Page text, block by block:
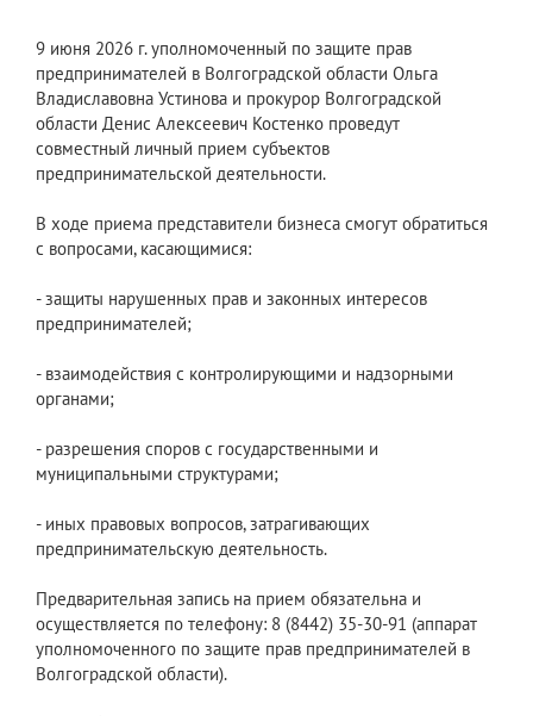
9 июня 2026 г. уполномоченный по защите прав
предпринимателей в Волгоградской области Ольга
Владиславовна Устинова и прокурор Волгоградской
области Денис Алексеевич Костенко проведут
совместный личный прием субъектов
предпринимательской деятельности.
В ходе приема представители бизнеса смогут обратиться
с вопросами, касающимися:
- защиты нарушенных прав и законных интересов
предпринимателей;
- взаимодействия с контролирующими и надзорными
органами;
- разрешения споров с государственными и
муниципальными структурами;
- иных правовых вопросов, затрагивающих
предпринимательскую деятельность.
Предварительная запись на прием обязательна и
осуществляется по телефону: 8 (8442) 35-30-91 (аппарат
уполномоченного по защите прав предпринимателей в
Волгоградской области).